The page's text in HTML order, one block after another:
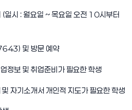
(일시 : 월요일 ~ 목요일 오전 10시부터
및 방문 예약
정보 및 취업준비가 필요한 학생
자기소개서 개인적 지도가 필요한 학생